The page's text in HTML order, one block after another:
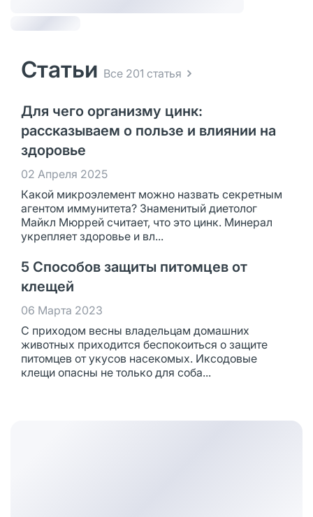
Статьи Все 201 статья
Для чего организму цинк:
рассказываем о пользе и влиянии на
здоровье
02 Апреля 2025
Какой микроэлемент можно назвать секретным
агентом иммунитета? Знаменитый диетолог
Майкл Мюррей считает, что это цинк. Минерал
укрепляет здоровье и вл...
5 Способов защиты питомцев от
клещей
06 Марта 2023
С приходом весны владельцам домашних
животных приходится беспокоиться о защите
питомцев от укусов насекомых. Иксодовые
клещи опасны не только для соба...